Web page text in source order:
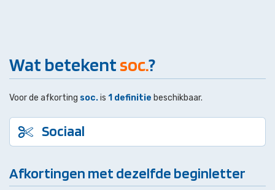
Wat betekentsoc.?
Voor de afkorting soc.is 1 definitie beschikbaar.
Sociaal
Afkortingen met dezelfde beginletter